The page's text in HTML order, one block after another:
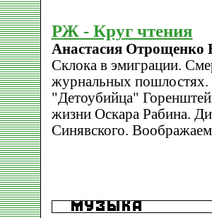
РЖ - Круг чтения
Анастасия Отрощенко
Склока в эмиграции.
журнальных пошлостях.
"Детоубийца"
жизни Оскара Рабина.
Синявского.